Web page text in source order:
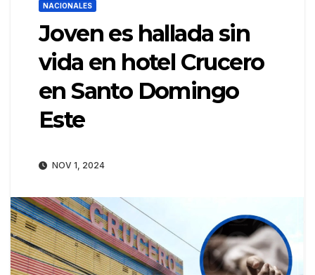
NACIONALES
Joven es hallada sin
vida en hotel Crucero
en Santo Domingo
Este
NOV 1, 2024